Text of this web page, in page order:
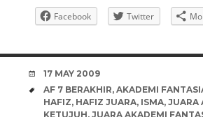
Facebook Twitter
DATE
17 MAY 2009
TAGS
AF 7 BERAKHIR, AKADEMI
HAFIZ, HAFIZ JUARA, ISMA, JUARA
KETUJUH, JUARA AKADEMI